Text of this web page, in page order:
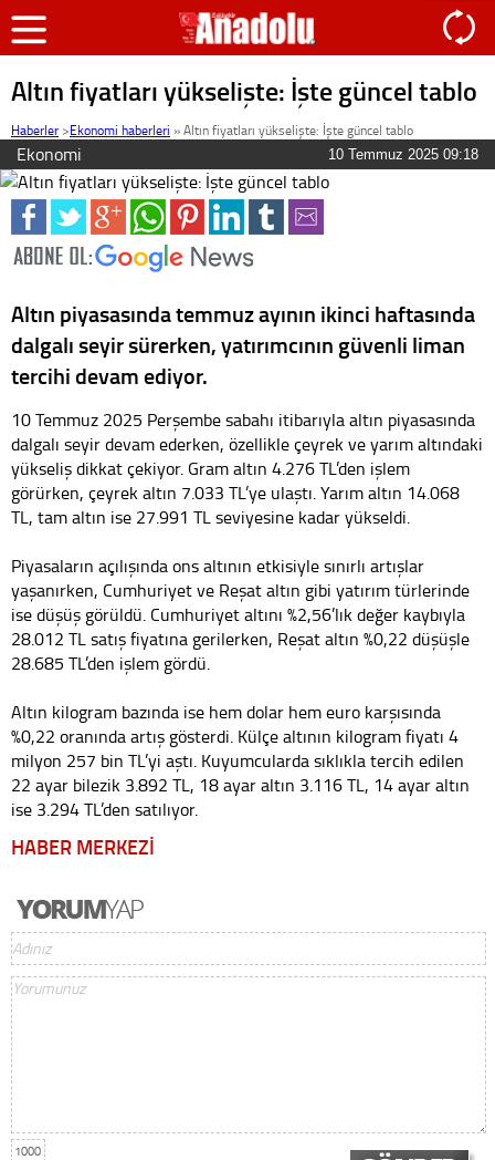
Altın fiyatları yükselişte: İşte güncel tablo
Haberler >Ekonomi haberleri »Altın fiyatları yükselişte: İşte güncel tablo
Ekonomi 10 Temmuz 2025 09:18
Altın piyasasında temmuz ayının ikinci haftasında
dalgalı seyir sürerken, yatırımcının güvenli liman
tercihi devam ediyor.
10 Temmuz 2025 Perşembe sabahı itibarıyla altın piyasasında
dalgalı seyir devam ederken, özellikle çeyrek ve yarım altındaki
yükseliş dikkat çekiyor. Gram altın 4.276 TL’den işlem
görürken, çeyrek altın 7.033 TL’ye ulaştı. Yarım altın 14.068
TL, tam altın ise 27.991 TL seviyesine kadar yükseldi.
Piyasaların açılışında ons altının etkisiyle sınırlı artışlar
yaşanırken, Cumhuriyet ve Reşat altın gibi yatırım türlerinde
ise düşüş görüldü. Cumhuriyet altını %2,56’lık değer kaybıyla
28.012 TL satış fiyatına gerilerken, Reşat altın %0,22 düşüşle
28.685 TL’den işlem gördü.
Altın kilogram bazında ise hem dolar hem euro karşısında
%0,22 oranında artış gösterdi. Külçe altının kilogram fiyatı 4
milyon 257 bin TL’yi aştı. Kuyumcularda sıklıkla tercih edilen
22 ayar bilezik 3.892 TL, 18 ayar altın 3.116 TL, 14 ayar altın
ise 3.294 TL’den satılıyor.
HABER MERKEZİ
1000